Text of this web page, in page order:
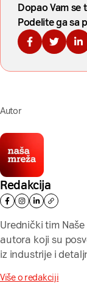
Dopao Vam se
Podelite ga sa
Podelite na
Autor
Redakcija
Urednički tim
autora koji su
iz industrije i
Više o redakciji